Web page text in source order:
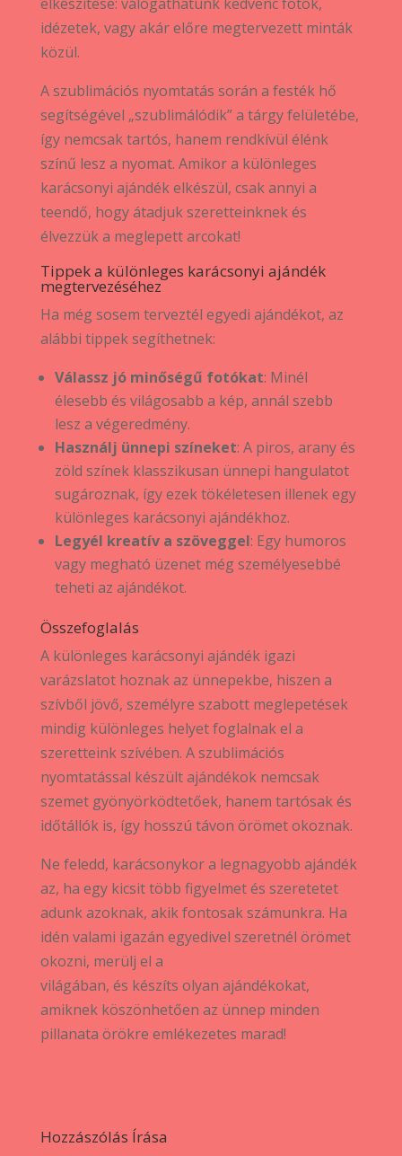
idézetek, vagy akár előre megtervezett minták
közül.
A szublimációs nyomtatás során a festék hő
segítségével „szublimálódik” a tárgy felületébe,
így nemcsak tartós, hanem rendkívül élénk
színű lesz a nyomat. Amikor a különleges
karácsonyi ajándék elkészül, csak annyi a
teendő, hogy átadjuk szeretteinknek és
élvezzük a meglepett arcokat!
Tippek a különleges karácsonyi ajándék
megtervezéséhez
Ha még sosem terveztél egyedi ajándékot, az
alábbi tippek segíthetnek:
Válassz jó minőségű fotókat: Minél
élesebb és világosabb a kép, annál szebb
lesz a végeredmény.
Használj ünnepi színeket: A piros, arany és
zöld színek klasszikusan ünnepi hangulatot
sugároznak, így ezek tökéletesen illenek egy
különleges karácsonyi ajándékhoz.
Legyél kreatív a szöveggel: Egy humoros
vagy megható üzenet még személyesebbé
teheti az ajándékot.
Összefoglalás
A különleges karácsonyi ajándék igazi
varázslatot hoznak az ünnepekbe, hiszen a
szívből jövő, személyre szabott meglepetések
mindig különleges helyet foglalnak el a
szeretteink szívében. A szublimációs
nyomtatással készült ajándékok nemcsak
szemet gyönyörködtetőek, hanem tartósak és
időtállók is, így hosszú távon örömet okoznak.
Ne feledd, karácsonykor a legnagyobb ajándék
az, ha egy kicsit több figyelmet és szeretetet
adunk azoknak, akik fontosak számunkra. Ha
idén valami igazán egyedivel szeretnél örömet
okozni, merülj el a
világában, és készíts olyan ajándékokat,
amiknek köszönhetően az ünnep minden
pillanata örökre emlékezetes marad!
Hozzászólás Írása